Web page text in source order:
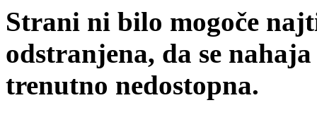
Strani ni bilo mogoče
odstranjena, da se
trenutno nedostopna.